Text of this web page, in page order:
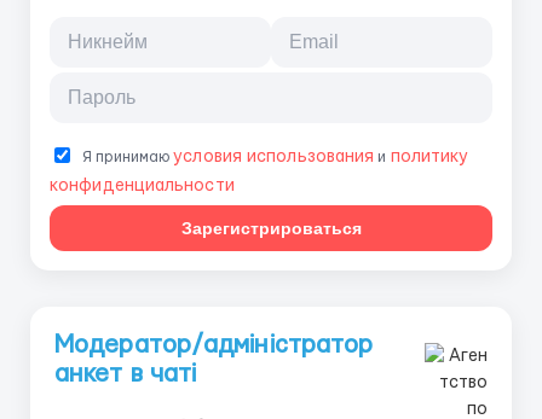
Я принимаюусловия использования и политику
конфиденциальности
Зарегистрироваться
Модератор/адміністратор
анкет в чаті